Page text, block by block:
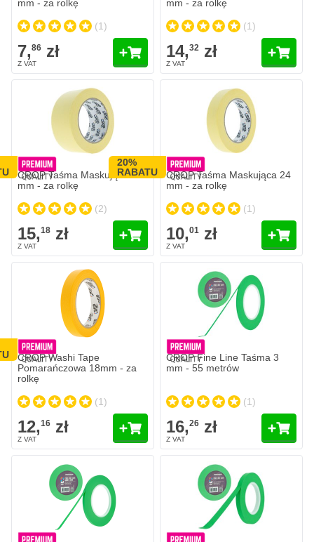
mm - za rolkę
(1)
7,86 zł
mm - za rolkę
(1)
14,32 zł
CROP Taśma Maskująca 48
mm - za rolkę
(2)
15,18 zł
20%
RABATU
CROP Taśma Maskująca 24
mm - za rolkę
(1)
10,01 zł
CROP Washi Tape
Pomarańczowa 18mm - za
rolkę
(1)
12,16 zł
CROP Fine Line Taśma 3
mm - 55 metrów
(1)
16,26 zł